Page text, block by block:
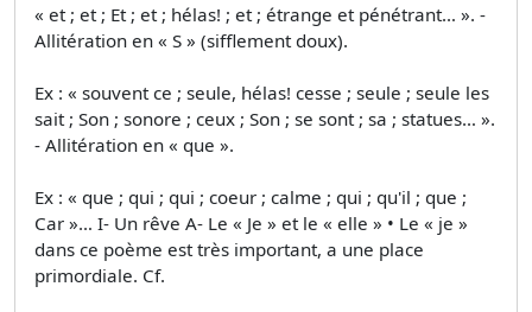
« et ; et ; Et ; et ; hélas! ; et ; étrange et pénétrant… ». -
Allitération en « S » (sifflement doux).
Ex : « souvent ce ; seule, hélas! cesse ; seule ; seule les
sait ; Son ; sonore ; ceux ; Son ; se sont ; sa ; statues… ».
- Allitération en « que ».
Ex : « que ; qui ; qui ; coeur ; calme ; qui ; qu'il ; que ;
Car »… I- Un rêve A- Le « Je » et le « elle » • Le « je »
dans ce poème est très important, a une place
primordiale. Cf.